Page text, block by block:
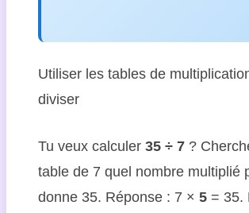
Utiliser les tables de
diviser
Tu veux calculer 35 ÷ 7?
table de 7 quel nombre multiplié
donne 35. Réponse : 7 × 5= 35.